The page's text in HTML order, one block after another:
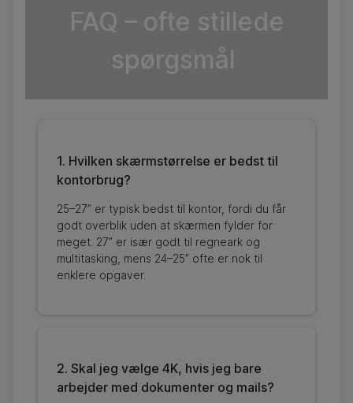
FAQ – ofte stillede
spørgsmål
1. Hvilken skærmstørrelse er bedst til
kontorbrug?
25–27” er typisk bedst til kontor, fordi du får
godt overblik uden at skærmen fylder for
meget. 27” er især godt til regneark og
multitasking, mens 24–25” ofte er nok til
enklere opgaver.
2. Skal jeg vælge 4K, hvis jeg bare
arbejder med dokumenter og mails?